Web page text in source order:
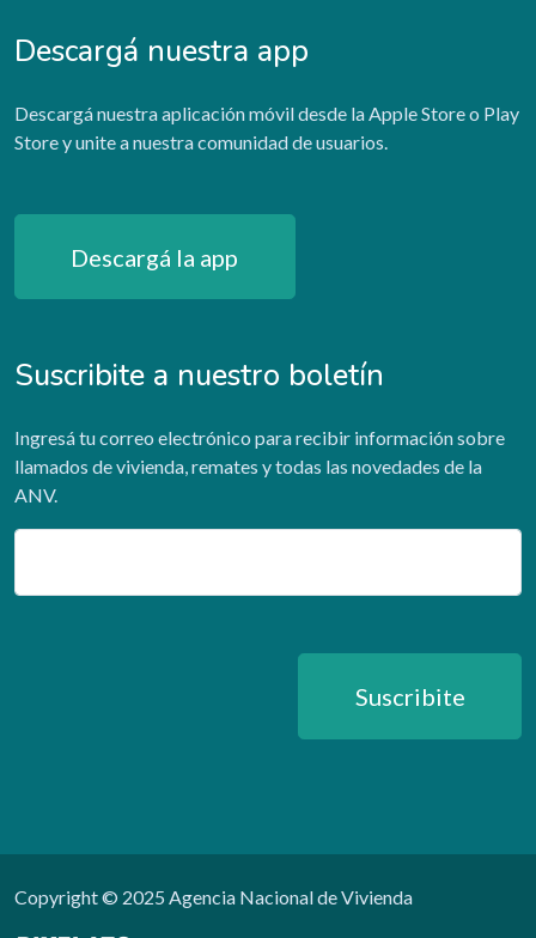
Descargá nuestra app
Descargá nuestra aplicación móvil desde la Apple Store o Play
Store y unite a nuestra comunidad de usuarios.
Descargá la app
Suscribite a nuestro boletín
Ingresá tu correo electrónico para recibir información sobre
llamados de vivienda, remates y todas las novedades de la
ANV.
Email
Suscribite
Copyright © 2025 Agencia Nacional de Vivienda